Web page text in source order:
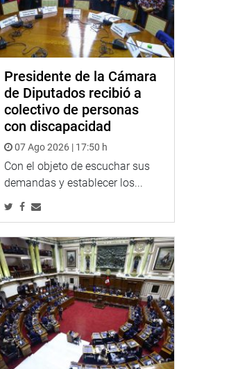
Presidente de la Cámara
de Diputados recibió a
colectivo de personas
con discapacidad
07 Ago 2026 | 17:50 h
Con el objeto de escuchar sus
demandas y establecer los...